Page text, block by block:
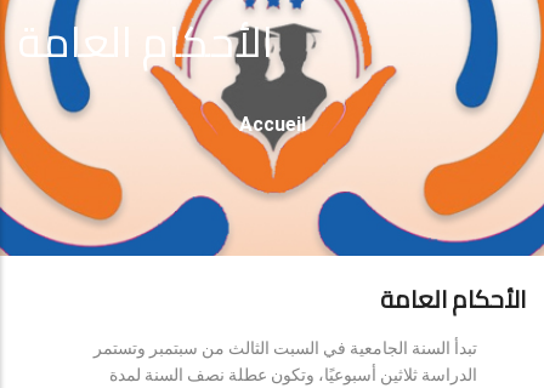
الأحكام العامة
Fil
D'Ariane
Accueil
الأحكام العامة
تبدأ السنة الجامعية في السبت الثالث من سبتمبر وتستمر
الدراسة ثلاثين أسبوعيًا، وتكون عطلة نصف السنة لمدة